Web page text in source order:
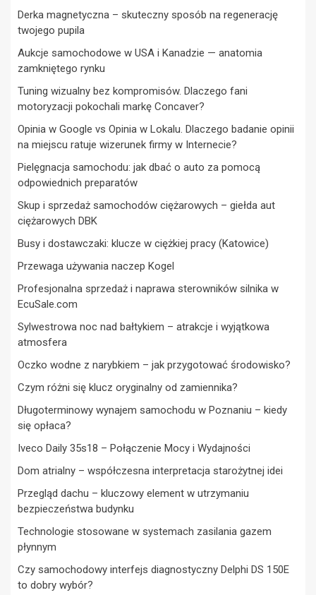
Derka magnetyczna – skuteczny sposób na regenerację
twojego pupila
Aukcje samochodowe w USA i Kanadzie — anatomia
zamkniętego rynku
Tuning wizualny bez kompromisów. Dlaczego fani
motoryzacji pokochali markę Concaver?
Opinia w Google vs Opinia w Lokalu. Dlaczego badanie opinii
na miejscu ratuje wizerunek firmy w Internecie?
Pielęgnacja samochodu: jak dbać o auto za pomocą
odpowiednich preparatów
Skup i sprzedaż samochodów ciężarowych – giełda aut
ciężarowych DBK
Busy i dostawczaki: klucze w ciężkiej pracy (Katowice)
Przewaga używania naczep Kogel
Profesjonalna sprzedaż i naprawa sterowników silnika w
EcuSale.com
Sylwestrowa noc nad bałtykiem – atrakcje i wyjątkowa
atmosfera
Oczko wodne z narybkiem – jak przygotować środowisko?
Czym różni się klucz oryginalny od zamiennika?
Długoterminowy wynajem samochodu w Poznaniu – kiedy
się opłaca?
Iveco Daily 35s18 – Połączenie Mocy i Wydajności
Dom atrialny – współczesna interpretacja starożytnej idei
Przegląd dachu – kluczowy element w utrzymaniu
bezpieczeństwa budynku
Technologie stosowane w systemach zasilania gazem
płynnym
Czy samochodowy interfejs diagnostyczny Delphi DS 150E
to dobry wybór?